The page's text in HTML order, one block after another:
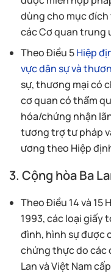
dùng cho mục
các Cơ quan trung
Theo Điều 5Hiệp
vực dân sự và
sự, thương mại có
cơ quan có thẩm
hóa/chứng nhận
tương trợ tư pháp
ương theo Hiệp
3. Cộng hòa Ba
Theo Điều 14 và
1993, các loại giấy
đình, hình sự được
chứng thực do các
Lan và Việt Nam